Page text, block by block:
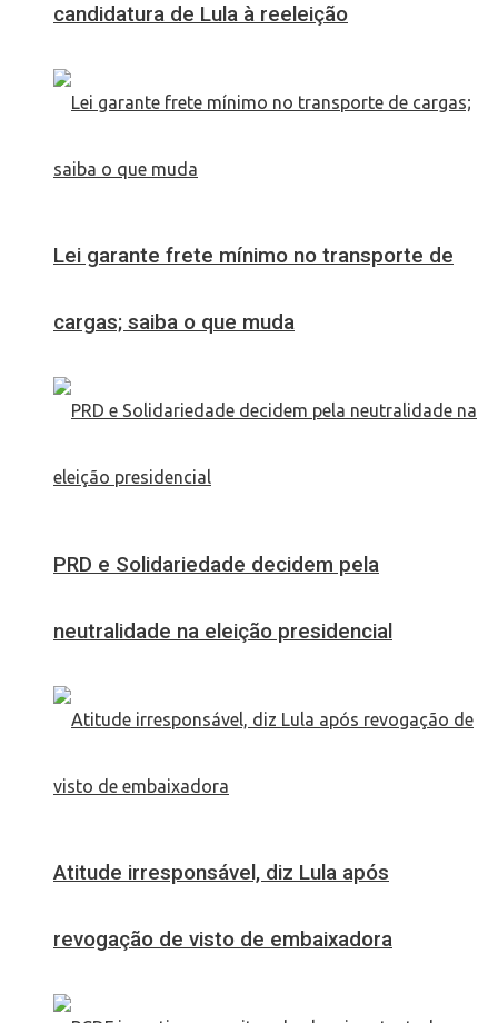
candidatura de Lula à reeleição
Lei garante frete mínimo no transporte de
cargas; saiba o que muda
PRD e Solidariedade decidem pela
neutralidade na eleição presidencial
Atitude irresponsável, diz Lula após
revogação de visto de embaixadora